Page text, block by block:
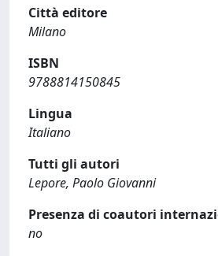
Città editore
Milano
ISBN
9788814150845
Lingua
Italiano
Tutti gli autori
Lepore, Paolo Giovanni
Presenza di coautori
no